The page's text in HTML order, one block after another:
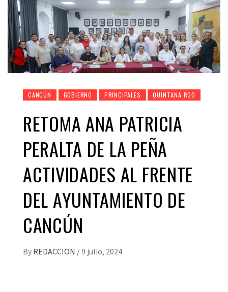
CANCÚN GOBIERNO PRINCIPALES QUINTANA ROO
RETOMA ANA PATRICIA
PERALTA DE LA PEÑA
ACTIVIDADES AL FRENTE
DEL AYUNTAMIENTO DE
CANCÚN
By REDACCION /9 julio, 2024